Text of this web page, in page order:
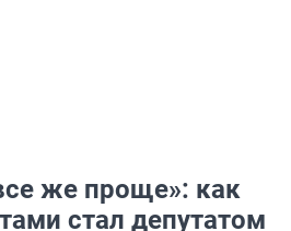
же проще»: как
стал депутатом